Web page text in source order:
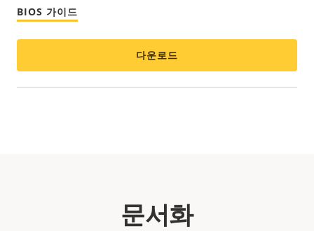
BIOS 가이드
다운로드
문서화